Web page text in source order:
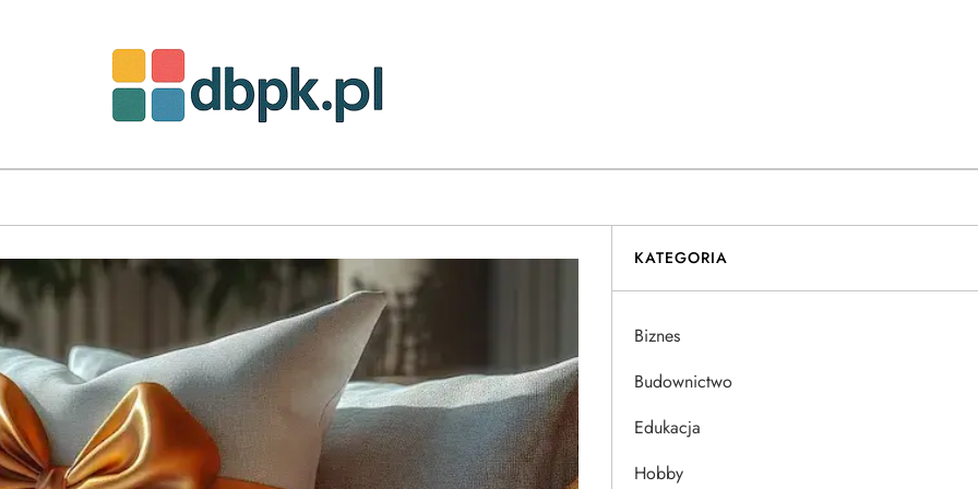
KATEGORIA
Biznes
Budownictwo
Edukacja
Hobby